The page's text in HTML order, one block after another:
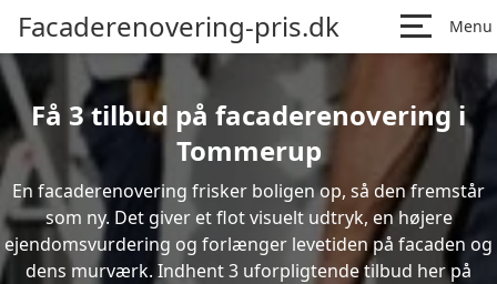
Facaderenovering-pris.dk Menu
Få 3 tilbud på facaderenovering i
Tommerup
En facaderenovering frisker boligen op, så den fremstår
som ny. Det giver et flot visuelt udtryk, en højere
ejendomsvurdering og forlænger levetiden på facaden og
dens murværk. Indhent 3 uforpligtende tilbud her på